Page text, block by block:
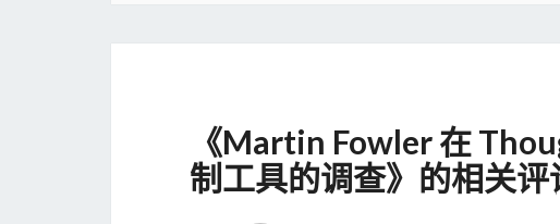
《Martin Fowler 在
制工具的调查》的相关评